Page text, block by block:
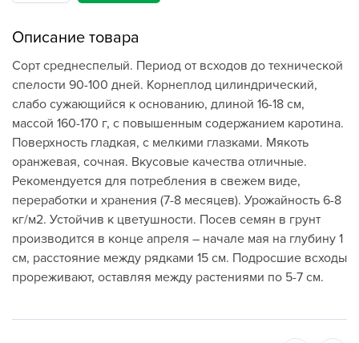
Описание товара
Сорт среднеспелый. Период от всходов до технической
спелости 90-100 дней. Корнеплод цилиндрический,
слабо сужающийся к основанию, длиной 16-18 см,
массой 160-170 г, с повышенным содержанием каротина.
Поверхность гладкая, с мелкими глазками. Мякоть
оранжевая, сочная. Вкусовые качества отличные.
Рекомендуется для потребления в свежем виде,
переработки и хранения (7-8 месяцев). Урожайность 6-8
кг/м2. Устойчив к цветушности. Посев семян в грунт
производится в конце апреля – начале мая на глубину 1
см, расстояние между рядками 15 см. Подросшие всходы
прореживают, оставляя между растениями по 5-7 см.